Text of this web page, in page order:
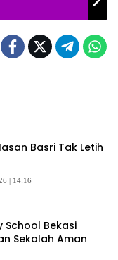
Basri Tak Letih
| 14:16
School Bekasi
Sekolah Aman